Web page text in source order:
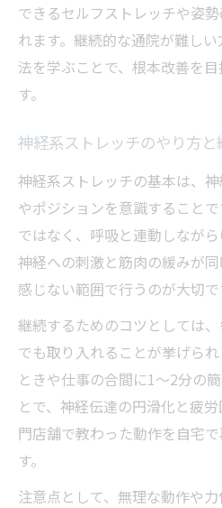
できるセルフストレッチや姿
れます。継続的な通院が難し
法を学ぶことで、根本改善を
す。
神経系ストレッチのやり方と
神経系ストレッチの基本は、
やポジションを意識すること
ではなく、呼吸と連動しながら
神経への刺激と筋肉の緩みが
感じない範囲で行うのが大切で
継続するためのコツとしては
でも取り入れることが挙げら
ときや仕事の合間に1～2分の
とで、神経伝達の円滑化と疲
門店舗で教わった動作を自宅
す。
注意点として、無理な動作や